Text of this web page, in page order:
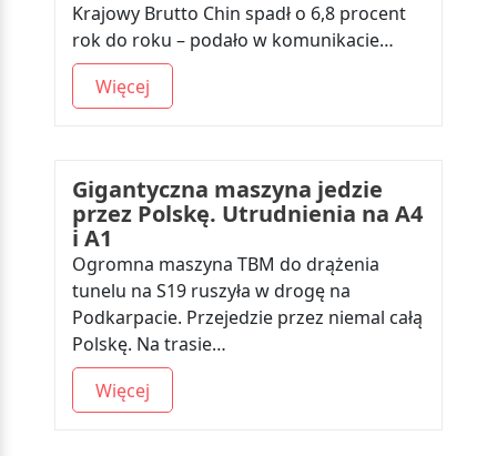
Krajowy Brutto Chin spadł o 6,8 procent
rok do roku – podało w komunikacie…
Więcej
Gigantyczna maszyna jedzie
przez Polskę. Utrudnienia na A4
i A1
Ogromna maszyna TBM do drążenia
tunelu na S19 ruszyła w drogę na
Podkarpacie. Przejedzie przez niemal całą
Polskę. Na trasie…
Więcej